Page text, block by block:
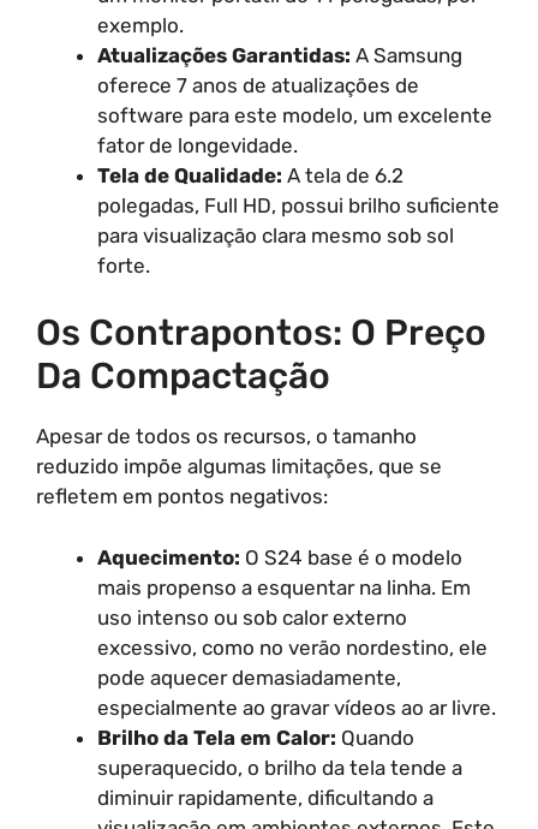
exemplo.
Atualizações Garantidas: A Samsung
oferece 7 anos de atualizações de
software para este modelo, um excelente
fator de longevidade.
Tela de Qualidade: A tela de 6.2
polegadas, Full HD, possui brilho suficiente
para visualização clara mesmo sob sol
forte.
Os Contrapontos: O Preço
Da Compactação
Apesar de todos os recursos, o tamanho
reduzido impõe algumas limitações, que se
refletem em pontos negativos:
Aquecimento: O S24 base é o modelo
mais propenso a esquentar na linha. Em
uso intenso ou sob calor externo
excessivo, como no verão nordestino, ele
pode aquecer demasiadamente,
especialmente ao gravar vídeos ao ar livre.
Brilho da Tela em Calor: Quando
superaquecido, o brilho da tela tende a
diminuir rapidamente, dificultando a